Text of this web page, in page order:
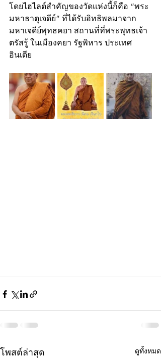
โดยไฮไลต์สำคัญของวัดแห่งนี้ก็คือ “พระ
มหาธาตุเจดีย์” ที่ได้รับอิทธิพลมาจาก
มหาเจดีย์พุทธคยา สถานที่ที่พระพุทธเจ้า
ตรัสรู้ ในเมืองคยา รัฐพิหาร ประเทศ
อินเดีย
โพสต์ล่าสุด ดูทั้งหมด